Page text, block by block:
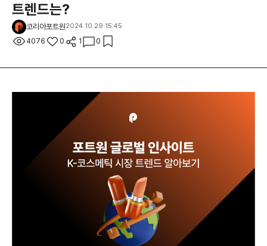
트렌드는?
코리아포트원2024.10.29 15:45
4076 0 1 0